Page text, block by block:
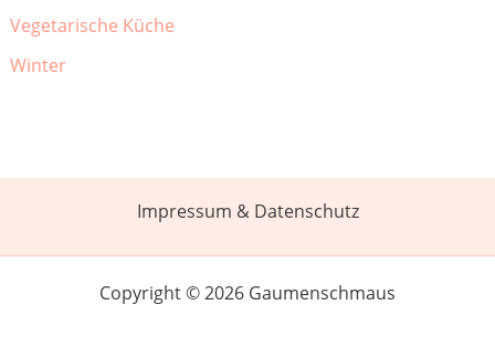
Vegetarische Küche
Winter
Impressum & Datenschutz
Copyright © 2026 Gaumenschmaus